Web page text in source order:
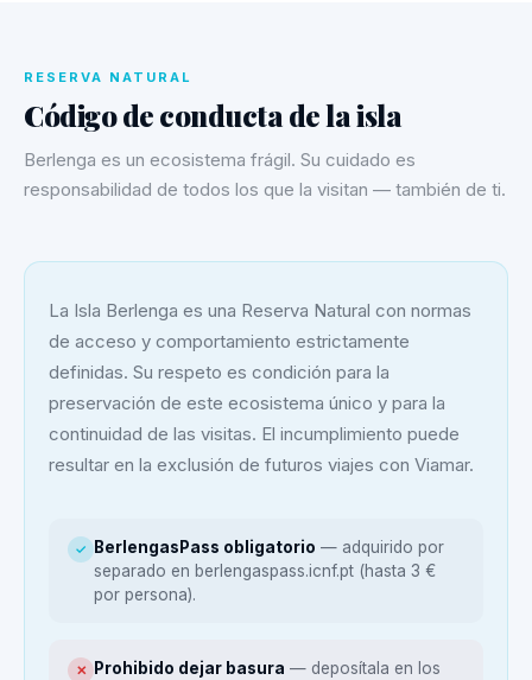
RESERVA NATURAL
Código de conducta de la isla
Berlenga es un ecosistema frágil. Su cuidado es
responsabilidad de todos los que la visitan — también de ti.
La Isla Berlenga es una Reserva Natural con normas
de acceso y comportamiento estrictamente
definidas. Su respeto es condición para la
preservación de este ecosistema único y para la
continuidad de las visitas. El incumplimiento puede
resultar en la exclusión de futuros viajes con Viamar.
✓ BerlengasPass obligatorio — adquirido por
separado en berlengaspass.icnf.pt (hasta 3 €
por persona).
✕ Prohibido dejar basura — deposítala en los